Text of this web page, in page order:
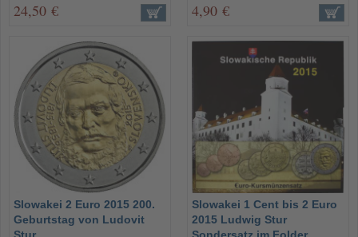
24,50 € 4,90 €
Slowakei 2 Euro 2015 200.
Geburtstag von Ludovit
Slowakei 1 Cent bis 2 Euro
2015 Ludwig Stur